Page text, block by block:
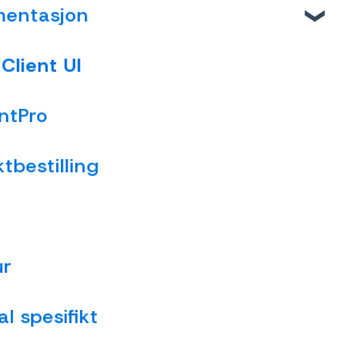
Server
Online
OnPrem
UI
spesifikt